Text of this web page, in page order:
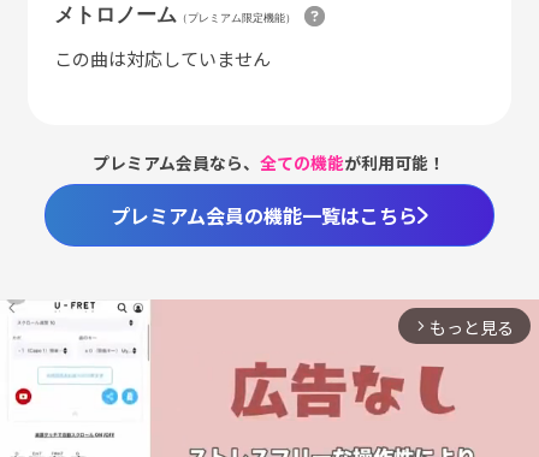
メトロノーム （プレミアム限定機能）
この曲は対応していません
プレミアム会員なら、全ての機能が利用可能！
プレミアム会員の機能一覧はこちら
arrow_forward_ios もっと見る